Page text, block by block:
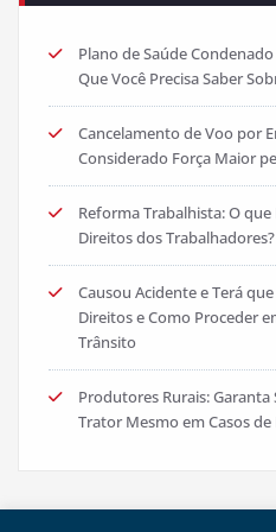
Plano de Saúde
Que Você Precisa Saber
Cancelamento de Voo por
Considerado Força Maior
Reforma Trabalhista: O
Direitos dos Trabalhadores?
Causou Acidente e Terá
Direitos e Como Proceder
Trânsito
Produtores Rurais: Garanta
Trator Mesmo em Casos